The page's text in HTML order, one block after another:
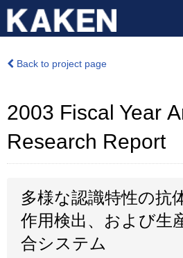
Back to project page
2003 Fiscal Year
Research Report
多様な認識特性の抗
作用検出、および生
合システム